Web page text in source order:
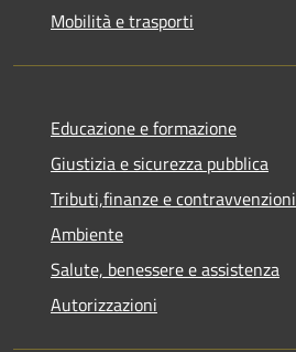
Mobilità e trasporti
Educazione e formazione
Giustizia e sicurezza pubblica
Tributi,finanze e contravvenzioni
Ambiente
Salute, benessere e assistenza
Autorizzazioni